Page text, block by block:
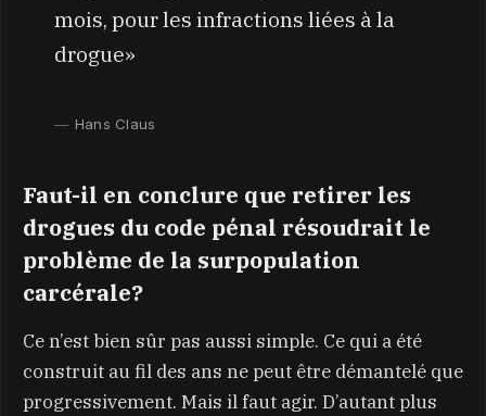
mois, pour les infractions liées à la
drogue»
Hans Claus
Faut-il en conclure que retirer les
drogues du code pénal résoudrait le
problème de la surpopulation
carcérale?
Ce n’est bien sûr pas aussi simple. Ce qui a été
construit au fil des ans ne peut être démantelé que
progressivement. Mais il faut agir. D’autant plus